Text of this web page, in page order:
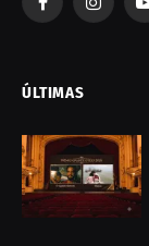
Facebook
ÚLTIMAS